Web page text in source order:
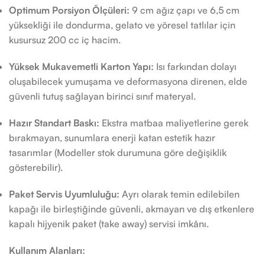
Optimum Porsiyon Ölçüleri: 9 cm ağız çapı ve 6,5 cm
yüksekliği ile dondurma, gelato ve yöresel tatlılar için
kusursuz 200 cc iç hacim.
Yüksek Mukavemetli Karton Yapı: Isı farkından dolayı
oluşabilecek yumuşama ve deformasyona direnen, elde
güvenli tutuş sağlayan birinci sınıf materyal.
Hazır Standart Baskı: Ekstra matbaa maliyetlerine gerek
bırakmayan, sunumlara enerji katan estetik hazır
tasarımlar (Modeller stok durumuna göre değişiklik
gösterebilir).
Paket Servis Uyumluluğu: Ayrı olarak temin edilebilen
kapağı ile birleştiğinde güvenli, akmayan ve dış etkenlere
kapalı hijyenik paket (take away) servisi imkânı.
Kullanım Alanları: